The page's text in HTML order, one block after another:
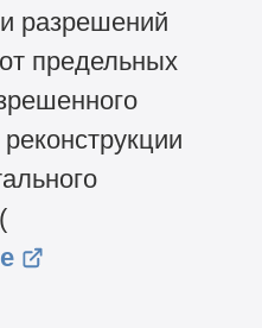
разрешений
предельных